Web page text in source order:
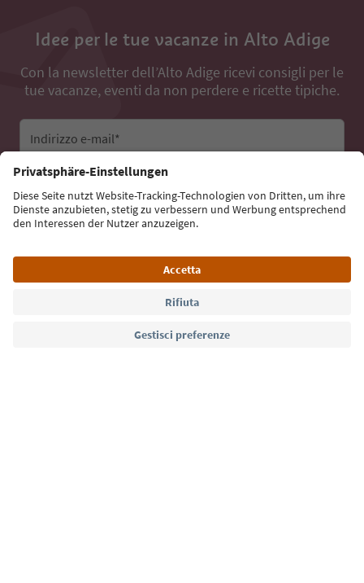
Idee per le tue vacanze in Alto Adige
Con la newsletter dell’Alto Adige ricevi consigli per le
tue vacanze, eventi da non perdere e ricette tipiche.
Indirizzo e-mail*
Iscriviti alla newsletter